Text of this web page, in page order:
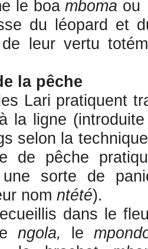
le boamboma ou
du léopard et
leur vertu
la pêche
Lari pratiquent
la ligne
selon la
de pêche
sorte de
nomntété).
dans le
ngola, le